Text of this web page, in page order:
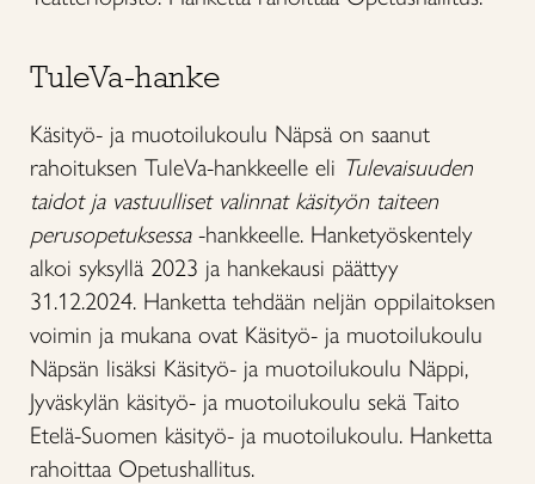
TuleVa-hanke
Käsityö- ja muotoilukoulu Näpsä on saanut
rahoituksen TuleVa-hankkeelle eli Tulevaisuuden
taidot ja vastuulliset valinnat käsityön taiteen
perusopetuksessa-hankkeelle. Hanketyöskentely
alkoi syksyllä 2023 ja hankekausi päättyy
31.12.2024. Hanketta tehdään neljän oppilaitoksen
voimin ja mukana ovat Käsityö- ja muotoilukoulu
Näpsän lisäksi Käsityö- ja muotoilukoulu Näppi,
Jyväskylän käsityö- ja muotoilukoulu sekä Taito
Etelä-Suomen käsityö- ja muotoilukoulu. Hanketta
rahoittaa Opetushallitus.